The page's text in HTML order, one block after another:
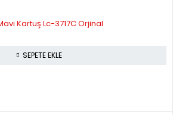
Kartuş Lc-3717C Orjinal
SEPETE EKLE